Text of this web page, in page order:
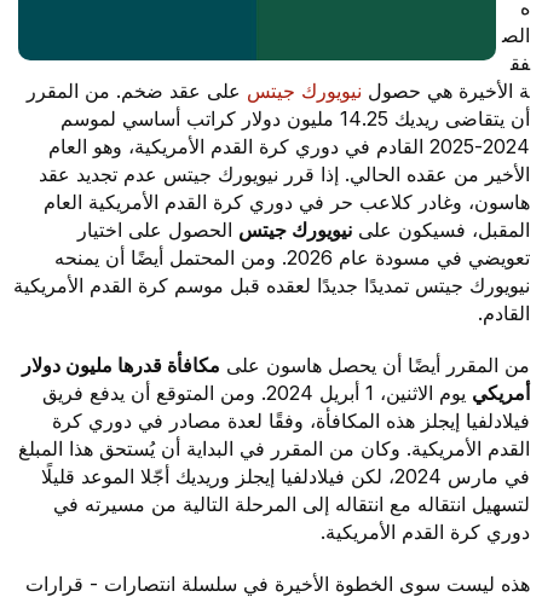
الص
فق
ة الأخيرة هي حصول نيويورك جيتس على عقد ضخم. من المقرر
أن يتقاضى ريديك 14.25 مليون دولار كراتب أساسي لموسم
2024-2025 القادم في دوري كرة القدم الأمريكية، وهو العام
الأخير من عقده الحالي. إذا قرر نيويورك جيتس عدم تجديد عقد
هاسون، وغادر كلاعب حر في دوري كرة القدم الأمريكية العام
المقبل، فسيكون على نيويورك جيتس الحصول على اختيار
تعويضي في مسودة عام 2026. ومن المحتمل أيضًا أن يمنحه
نيويورك جيتس تمديدًا جديدًا لعقده قبل موسم كرة القدم الأمريكية
القادم.
من المقرر أيضًا أن يحصل هاسون على مكافأة قدرها مليون دولار
أمريكي
يوم الاثنين، 1 أبريل 2024. ومن المتوقع أن يدفع فريق
فيلادلفيا إيجلز هذه المكافأة، وفقًا لعدة مصادر في دوري كرة
القدم الأمريكية. وكان من المقرر في البداية أن يُستحق هذا المبلغ
في مارس 2024، لكن فيلادلفيا إيجلز وريديك أجّلا الموعد قليلًا
لتسهيل انتقاله مع انتقاله إلى المرحلة التالية من مسيرته في
دوري كرة القدم الأمريكية.
هذه ليست سوى الخطوة الأخيرة في سلسلة انتصارات - قرارات